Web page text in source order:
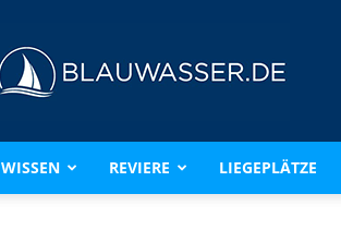
BLAUWASSER.DE
WISSEN REVIERE LIEGEPLÄTZE